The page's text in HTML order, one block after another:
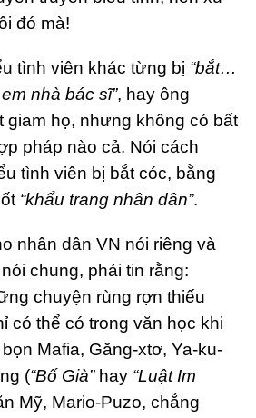
đó mà!
tình viên khác từng bị “bắt…
nhà bác sĩ”, hay ông
giam họ, nhưng không có bất
pháp nào cả. Nói cách
tình viên bị bắt cóc, bằng
“khẩu trang nhân dân”.
nhân dân VN nói riêng và
chung, phải tin rằng:
chuyện rùng rợn thiếu
có thể có trong văn học khi
Mafia, Găng-xtơ, Ya-ku-
(“Bố Già”hay “Luật Im
Mỹ, Mario-Puzo, chẳng